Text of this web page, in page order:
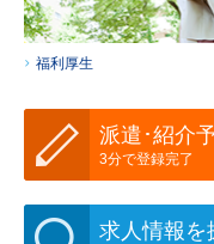
福利厚生
派遣･紹介
3分で登録完了
求人情報を